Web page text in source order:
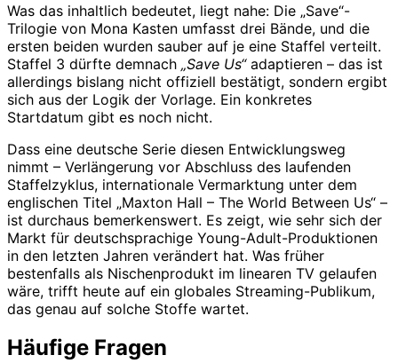
Was das inhaltlich bedeutet, liegt nahe: Die „Save“-
Trilogie von Mona Kasten umfasst drei Bände, und die
ersten beiden wurden sauber auf je eine Staffel verteilt.
Staffel 3 dürfte demnach „Save Us“adaptieren – das ist
allerdings bislang nicht offiziell bestätigt, sondern ergibt
sich aus der Logik der Vorlage. Ein konkretes
Startdatum gibt es noch nicht.
Dass eine deutsche Serie diesen Entwicklungsweg
nimmt – Verlängerung vor Abschluss des laufenden
Staffelzyklus, internationale Vermarktung unter dem
englischen Titel „Maxton Hall – The World Between Us“ –
ist durchaus bemerkenswert. Es zeigt, wie sehr sich der
Markt für deutschsprachige Young-Adult-Produktionen
in den letzten Jahren verändert hat. Was früher
bestenfalls als Nischenprodukt im linearen TV gelaufen
wäre, trifft heute auf ein globales Streaming-Publikum,
das genau auf solche Stoffe wartet.
Häufige Fragen